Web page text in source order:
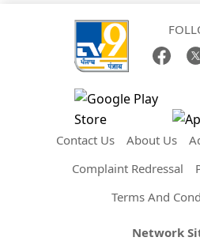
Contact Us About Us
Complaint Redressal
Terms And
Network